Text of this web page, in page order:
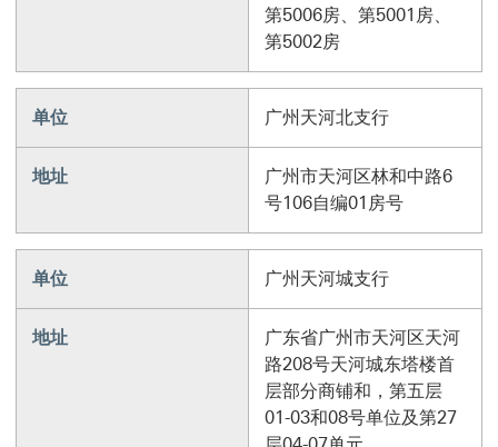
第5006房、第5001房、
第5002房
单位 广州天河北支行
地址
广州市天河区林和中路6
号106自编01房号
单位 广州天河城支行
地址
广东省广州市天河区天河
路208号天河城东塔楼首
层部分商铺和，第五层
01-03和08号单位及第27